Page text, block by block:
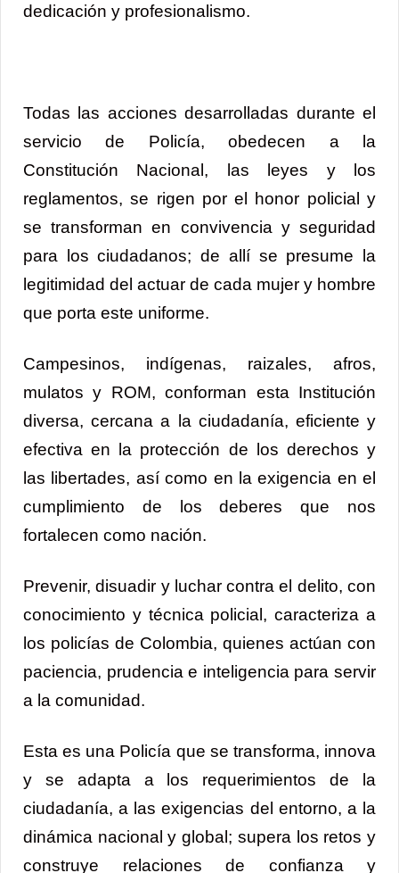
dedicación y profesionalismo.
Todas las acciones desarrolladas durante el
servicio de Policía, obedecen a la
Constitución Nacional, las leyes y los
reglamentos, se rigen por el honor policial y
se transforman en convivencia y seguridad
para los ciudadanos; de allí se presume la
legitimidad del actuar de cada mujer y hombre
que porta este uniforme.
Campesinos, indígenas, raizales, afros,
mulatos y ROM, conforman esta Institución
diversa, cercana a la ciudadanía, eficiente y
efectiva en la protección de los derechos y
las libertades, así como en la exigencia en el
cumplimiento de los deberes que nos
fortalecen como nación.
Prevenir, disuadir y luchar contra el delito, con
conocimiento y técnica policial, caracteriza a
los policías de Colombia, quienes actúan con
paciencia, prudencia e inteligencia para servir
a la comunidad.
Esta es una Policía que se transforma, innova
y se adapta a los requerimientos de la
ciudadanía, a las exigencias del entorno, a la
dinámica nacional y global; supera los retos y
construye relaciones de confianza y